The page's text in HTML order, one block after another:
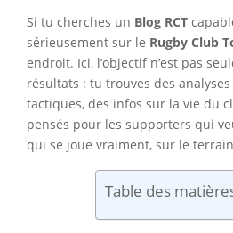
Si tu cherches un Blog RCT
sérieusement sur le Rugby Club
endroit. Ici, l’objectif n’est pas
résultats : tu trouves des
tactiques, des infos sur la vie du
pensés pour les supporters qui
qui se joue vraiment, sur le
Table des